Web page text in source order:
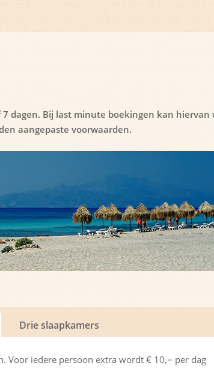
dagen. Bij last minute boekingen kan hiervan
aangepaste voorwaarden.
Drie slaapkamers
Voor iedere persoon extra wordt € 10,= per dag